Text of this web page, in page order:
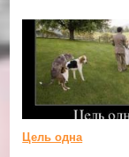
Цель одна